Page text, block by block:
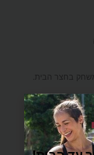
בחצר הבית.